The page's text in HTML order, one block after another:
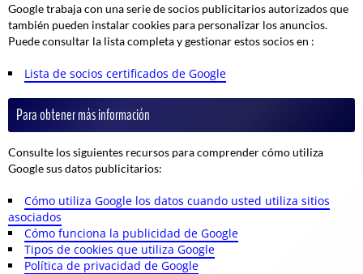
Google trabaja con una serie de socios publicitarios autorizados que
también pueden instalar cookies para personalizar los anuncios.
Puede consultar la lista completa y gestionar estos socios en :
Lista de socios certificados de Google
Para obtener más información
Consulte los siguientes recursos para comprender cómo utiliza
Google sus datos publicitarios:
Cómo utiliza Google los datos cuando usted utiliza sitios
asociados
Cómo funciona la publicidad de Google
Tipos de cookies que utiliza Google
Política de privacidad de Google